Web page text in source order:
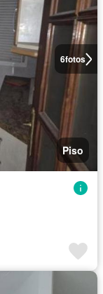
6fotos
Piso